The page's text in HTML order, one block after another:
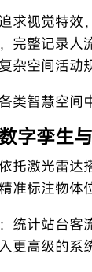
求视觉特
完整记录
杂空间活动
类智慧空间
字孪生
托激光雷
准标注物体
统计站台
更高级的系